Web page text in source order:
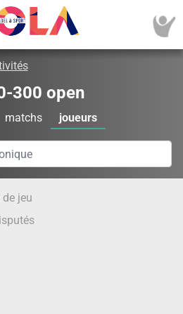
300 open
matchs joueurs
jeu